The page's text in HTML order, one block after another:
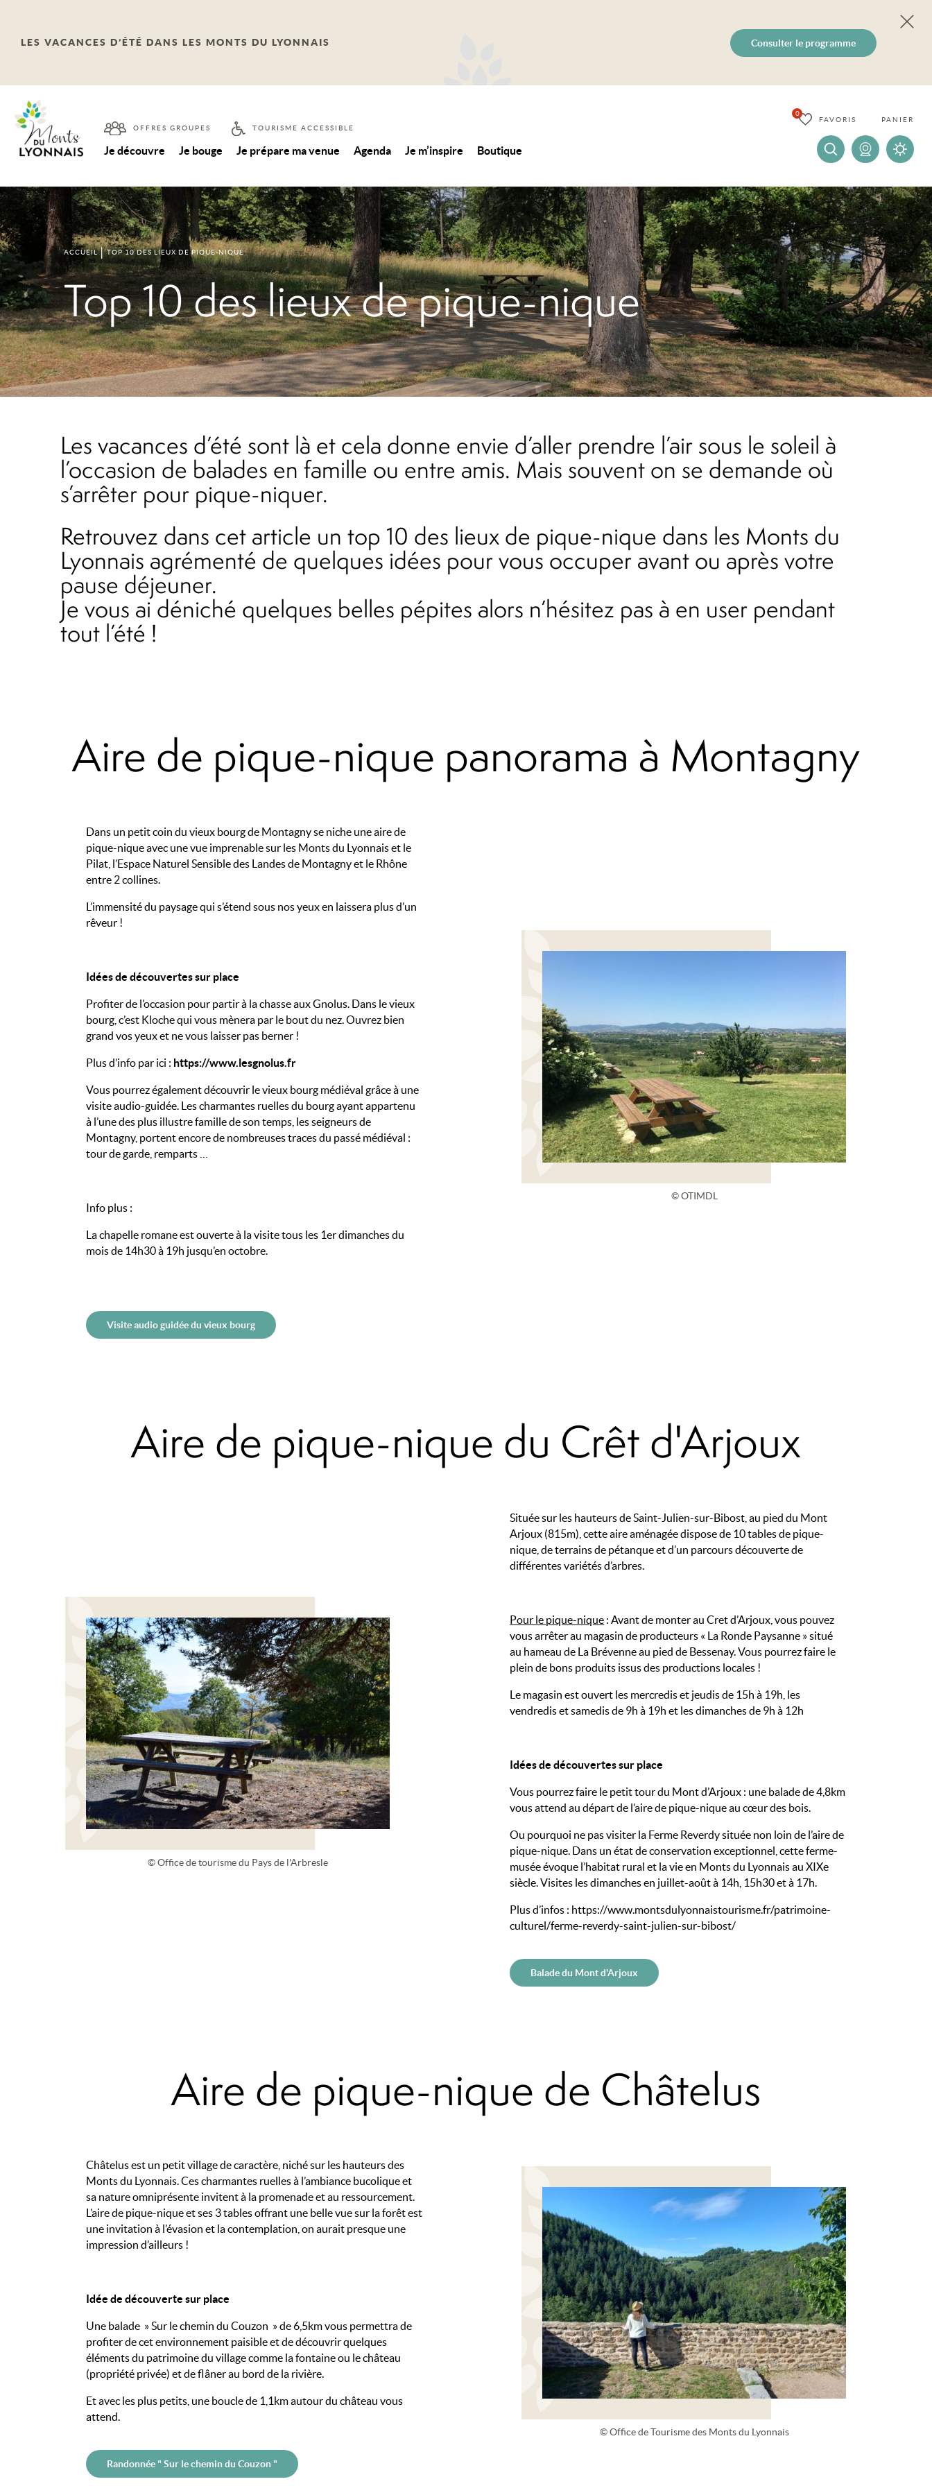
LES VACANCES D’ÉTÉ DANS LES MONTS DU LYONNAIS Consulter le programme
OFFRES GROUPES TOURISME ACCESSIBLE
Je découvre Je bouge Je prépare ma venue Agenda Je m’inspire Boutique
FAVORIS
0
PANIER
ACCUEIL TOP 10 DES LIEUX DE PIQUE-NIQUE
Top 10 des lieux de pique-nique
Les vacances d’été sont là et cela donne envie d’aller prendre l’air sous le soleil à
l’occasion de balades en famille ou entre amis. Mais souvent on se demande où
s’arrêter pour pique-niquer.
Retrouvez dans cet article un top 10 des lieux de pique-nique dans les Monts du
Lyonnais agrémenté de quelques idées pour vous occuper avant ou après votre
pause déjeuner.
Je vous ai déniché quelques belles pépites alors n’hésitez pas à en user pendant
tout l’été !
Aire de pique-nique panorama à Montagny
Dans un petit coin du vieux bourg de Montagny se niche une aire de
pique-nique avec une vue imprenable sur les Monts du Lyonnais et le
Pilat, l’Espace Naturel Sensible des Landes de Montagny et le Rhône
entre 2 collines.
L’immensité du paysage qui s’étend sous nos yeux en laissera plus d’un
rêveur !
Idées de découvertes sur place
Profiter de l’occasion pour partir à la chasse aux Gnolus. Dans le vieux
bourg, c’est Kloche qui vous mènera par le bout du nez. Ouvrez bien
grand vos yeux et ne vous laisser pas berner !
Plus d’info par ici : https://www.lesgnolus.fr
Vous pourrez également découvrir le vieux bourg médiéval grâce à une
visite audio-guidée. Les charmantes ruelles du bourg ayant appartenu
à l’une des plus illustre famille de son temps, les seigneurs de
Montagny, portent encore de nombreuses traces du passé médiéval :
tour de garde, remparts …
Info plus :
La chapelle romane est ouverte à la visite tous les 1er dimanches du
mois de 14h30 à 19h jusqu’en octobre.
Visite audio guidée du vieux bourg
© OTIMDL
Aire de pique-nique du Crêt d'Arjoux
Située sur les hauteurs de Saint-Julien-sur-Bibost, au pied du Mont
Arjoux (815m), cette aire aménagée dispose de 10 tables de pique-
nique, de terrains de pétanque et d’un parcours découverte de
différentes variétés d’arbres.
Pour le pique-nique : Avant de monter au Cret d’Arjoux, vous pouvez
vous arrêter au magasin de producteurs « La Ronde Paysanne » situé
au hameau de La Brévenne au pied de Bessenay. Vous pourrez faire le
plein de bons produits issus des productions locales !
Le magasin est ouvert les mercredis et jeudis de 15h à 19h, les
vendredis et samedis de 9h à 19h et les dimanches de 9h à 12h
Idées de découvertes sur place
Vous pourrez faire le petit tour du Mont d’Arjoux : une balade de 4,8km
vous attend au départ de l’aire de pique-nique au cœur des bois.
Ou pourquoi ne pas visiter la Ferme Reverdy située non loin de l’aire de
pique-nique. Dans un état de conservation exceptionnel, cette ferme-
musée évoque l’habitat rural et la vie en Monts du Lyonnais au XIXe
siècle. Visites les dimanches en juillet-août à 14h, 15h30 et à 17h.
Plus d’infos : https://www.montsdulyonnaistourisme.fr/patrimoine-
culturel/ferme-reverdy-saint-julien-sur-bibost/
Balade du Mont d'Arjoux
© Office de tourisme du Pays de l'Arbresle
Aire de pique-nique de Châtelus
Châtelus est un petit village de caractère, niché sur les hauteurs des
Monts du Lyonnais. Ces charmantes ruelles à l’ambiance bucolique et
sa nature omniprésente invitent à la promenade et au ressourcement.
L’aire de pique-nique et ses 3 tables offrantune belle vue sur la forêt est
une invitation à l’évasion et la contemplation, on aurait presque une
impression d’ailleurs !
Idée de découverte sur place
Une balade » Sur le chemin du Couzon » de 6,5km vous permettra de
profiter de cet environnement paisible et de découvrir quelques
éléments du patrimoine du village comme la fontaine ou le château
(propriété privée) et de flâner au bord de la rivière.
Et avec les plus petits, une boucle de 1,1km autour du château vous
attend.
Randonnée " Sur le chemin du Couzon "
© Office de Tourisme des Monts du Lyonnais
Merci de patienter...